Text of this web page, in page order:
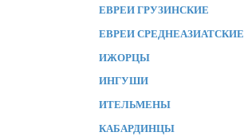
ЕВРЕИ ГРУЗИНСКИЕ
ЕВРЕИ СРЕДНЕАЗИАТСКИЕ
ИЖОРЦЫ
ИНГУШИ
ИТЕЛЬМЕНЫ
КАБАРДИНЦЫ